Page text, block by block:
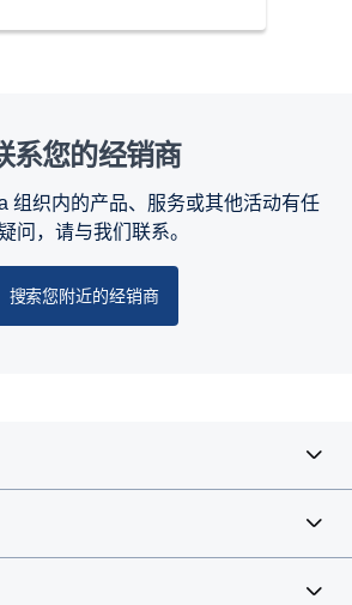
联系您的经销商
组织内的产品、服务或其他活动有任
问，请与我们联系。
搜索您附近的经销商